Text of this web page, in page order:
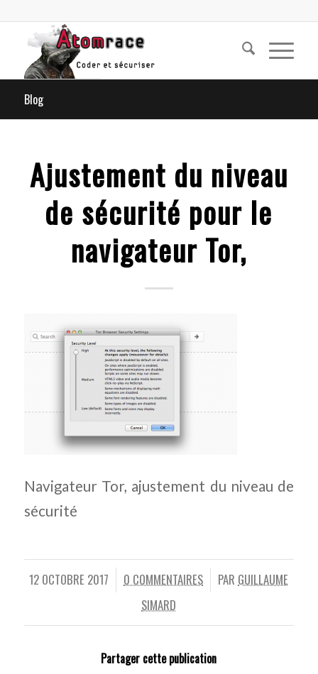
Blog
Ajustement du niveau
de sécurité pour le
navigateur Tor,
Navigateur Tor, ajustement du niveau de
sécurité
12 OCTOBRE 2017
/ 0 COMMENTAIRES
/ PAR GUILLAUME
SIMARD
Partager cette publication